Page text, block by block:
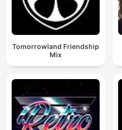
Tomorrowland Friendship
Mix